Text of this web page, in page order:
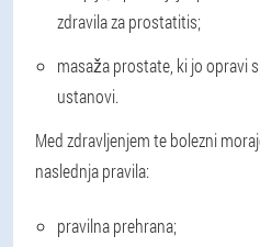
zdravila za prostatitis;
masaža prostate, ki jo opravi
ustanovi.
Med zdravljenjem te bolezni
naslednja pravila:
pravilna prehrana;